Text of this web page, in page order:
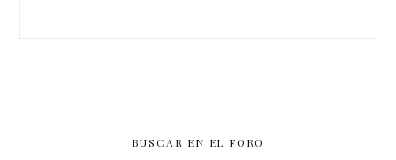
BUSCAR EN EL FORO